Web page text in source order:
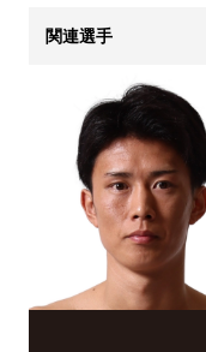
関連選手